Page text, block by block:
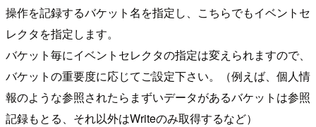
操作を記録するバケット名を指定し、こちらでもイベントセ
レクタを指定します。
バケット毎にイベントセレクタの指定は変えられますので、
バケットの重要度に応じてご設定下さい。（例えば、個人情
報のような参照されたらまずいデータがあるバケットは参照
記録もとる、それ以外はWriteのみ取得するなど）